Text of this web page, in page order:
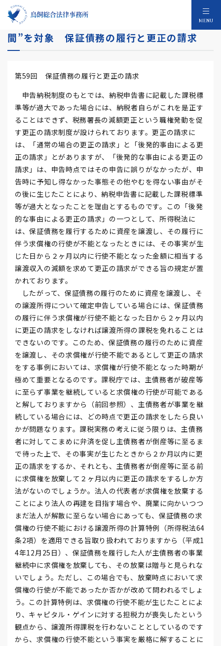
MENU
国税OBが緊急寄稿！！所得税法は“生身の人
間”を対象 保証債務の履行と更正の請求
第59回 保証債務の履行と更正の請求
申告納税制度のもとでは、納税申告書に記載した課税標
準等が過大であった場合には、納税者自らがこれを是正す
ることはできず、税務署長の減額更正という職権発動を促
す更正の請求制度が設けられております。更正の請求に
は、「通常の場合の更正の請求」と「後発的事由による更
正の請求」とがありますが、「後発的な事由による更正の
請求」は、申告時点ではその申告に誤りがなかったが、申
告時に予知し得なかった事態その他やむを得ない事由がそ
の後に生じたことにより、納税申告書に記載した課税標準
等が過大となったことを理由とするものです。この「後発
的な事由による更正の請求」の一つとして、所得税法に
は、保証債務を履行するために資産を譲渡し、その履行に
伴う求償権の行使が不能となったときには、その事実が生
じた日から２ヶ月以内に行使不能となった金額に相当する
譲渡収入の減額を求めて更正の請求ができる旨の規定が置
かれております。
したがって、保証債務の履行のために資産を譲渡し、そ
の譲渡所得について確定申告している場合には、保証債務
の履行に伴う求償権が行使不能となった日から２ヶ月以内
に更正の請求をしなければ譲渡所得の課税を免れることは
できないのです。このため、保証債務の履行のために資産
を譲渡し、その求償権が行使不能であるとして更正の請求
をする事例においては、求償権が行使不能となった時期が
極めて重要となるのです。課税庁では、主債務者が破産等
に至らず事業を継続していると求償権の行使が可能である
と解しておりますから（前回参照）、主債務者が事業を継
続している場合には、どの時点で更正の請求をしたら良い
かが問題なります。課税実務の考えに従う限りは、主債務
者に対してこまめに弁済を促し主債務者が倒産等に至るま
で待った上で、その事実が生じたときから２か月以内に更
正の請求をするか、それとも、主債務者が倒産等に至る前
に求償権を放棄して２ヶ月以内に更正の請求をするしか方
法がないのでしょうか。法人の代表者が求償権を放棄する
ことにより法人の再建を目指す場合や、廃業に向かいつつ
まだ法人が解散に至らない場合にあっても、保証債務の求
償権の行使不能における譲渡所得の計算特例（所得税法64
条2項）を適用できる旨取り扱われておりますから（平成1
4年12月25日）、保証債務を履行した人が主債務者の事業
継続中に求償権を放棄しても、その放棄は贈与と見られな
いでしょう。ただし、この場合でも、放棄時点において求
償権の行使が不能であったか否かが改めて問われるでしょ
う。この計算特例は、求償権の行使不能が生じたことによ
り、キャピタル・ゲインに対する担税力が喪失したという
観点から、譲渡所得課税を行わないこととしているのです
から、求償権の行使不能という事実を厳格に解することに